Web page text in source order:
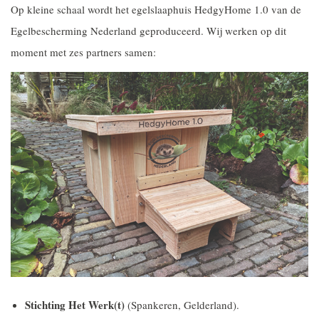
Op kleine schaal wordt het egelslaaphuis HedgyHome 1.0 van de
Egelbescherming Nederland geproduceerd. Wij werken op dit
moment met zes partners samen:
Stichting Het Werk(t) (Spankeren, Gelderland).